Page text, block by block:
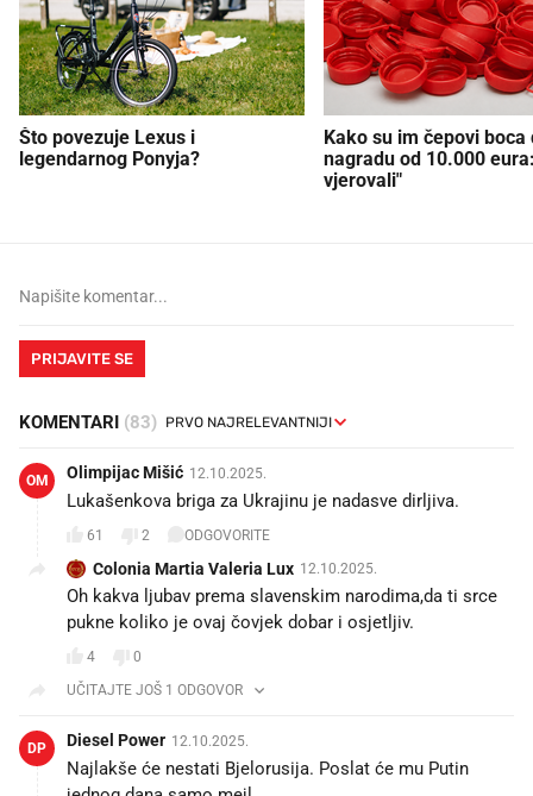
Što povezuje Lexus i
legendarnog Ponyja?
Kako su im čepovi boca
nagradu od 10.000
vjerovali"
PRIJAVITE SE
KOMENTARI (83)
OM Olimpijac Mišić 12.10.2025.
Lukašenkova briga za Ukrajinu je nadasve dirljiva. 🙄
61 2 ODGOVORITE
Colonia Martia Valeria Lux 12.10.2025.
Oh kakva ljubav prema slavenskim narodima,da ti srce
pukne koliko je ovaj čovjek dobar i osjetljiv.
4
0
UČITAJTE JOŠ 1 ODGOVOR
DP Diesel Power 12.10.2025.
Najlakše će nestati Bjelorusija. Poslat će mu Putin